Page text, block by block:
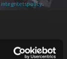
integritetspolicy.